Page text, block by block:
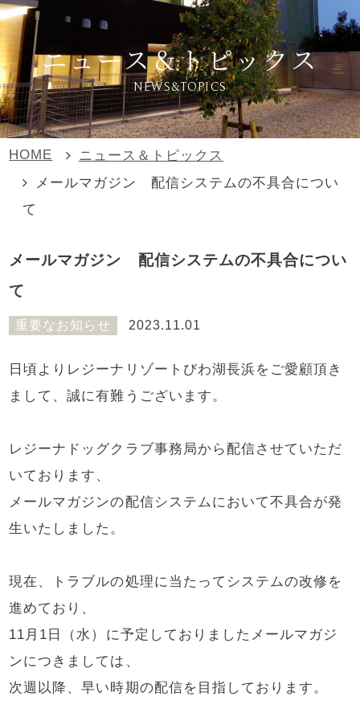
ニュース＆トピックス
NEWS&TOPICS
HOME
ニュース＆トピックス
メールマガジン 配信システムの不具合につい
て
メールマガジン 配信システムの不具合につい
て
重要なお知らせ 2023.11.01
日頃よりレジーナリゾートびわ湖長浜をご愛顧頂き
まして、誠に有難うございます。
レジーナドッグクラブ事務局から配信させていただ
いております、
メールマガジンの配信システムにおいて不具合が発
生いたしました。
現在、トラブルの処理に当たってシステムの改修を
進めており、
11月1日（水）に予定しておりましたメールマガジ
ンにつきましては、
次週以降、早い時期の配信を目指しております。